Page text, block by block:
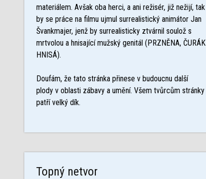
materiálem. Avšak oba herci, a ani režisér, již nežijí, tak
by se práce na filmu ujmul surrealistický animátor Jan
Švankmajer, jenž by surrealisticky ztvárnil soulož s
mrtvolou a hnisající mužský genitál (PRZNĚNA, ČURÁK
HNISÁ).
Doufám, že tato stránka přinese v budoucnu další
plody v oblasti zábavy a umění. Všem tvůrcům stránky
patří velký dík.
Topný netvor